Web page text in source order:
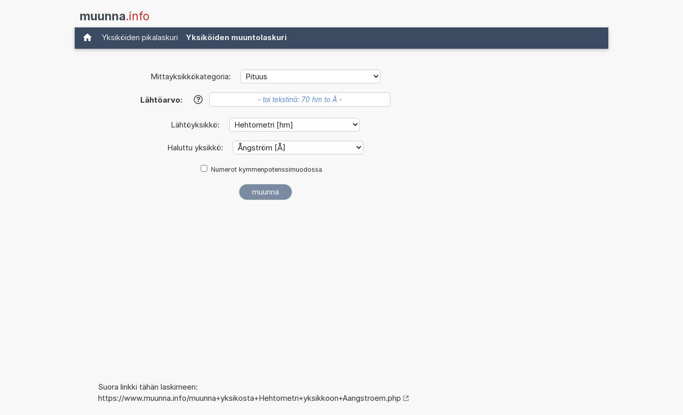
muunna.info
Yksiköiden pikalaskuri Yksiköiden muuntolaskuri
Mittayksikkökategoria:
Lähtöarvo: ?
Lähtöyksikkö:
Haluttu yksikkö:
Numerot kymmenpotenssimuodossa
Suora linkki tähän laskimeen:
https://www.muunna.info/muunna+yksikosta+Hehtometri+yksikkoon+Aangstroem.php